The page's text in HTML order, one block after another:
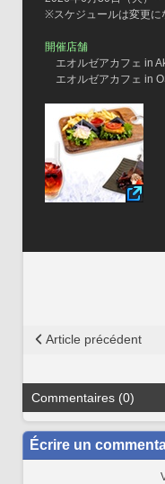
※スケジュールは変更に
開催店舗
エオルゼアカフェ
エオルゼアカフェ
Article précédent
Commentaires (0)
Écrire un